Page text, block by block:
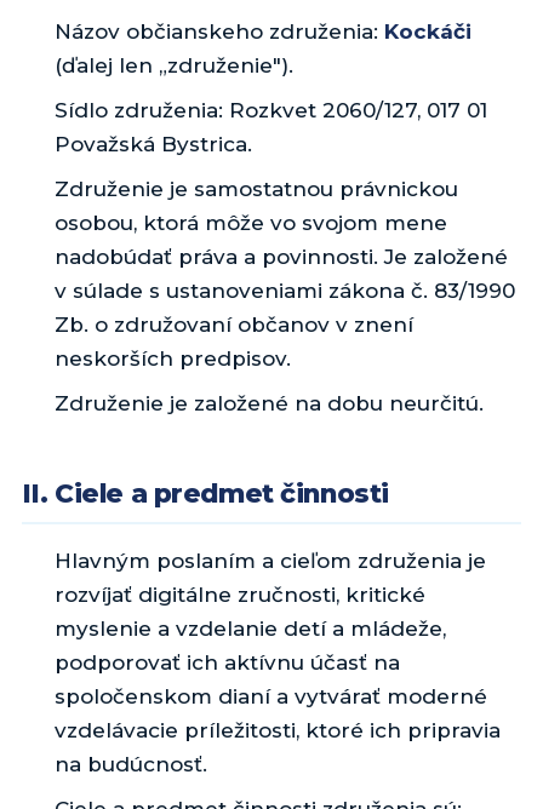
Názov občianskeho združenia: Kockáči
(ďalej len „združenie").
Sídlo združenia: Rozkvet 2060/127, 017 01
Považská Bystrica.
Združenie je samostatnou právnickou
osobou, ktorá môže vo svojom mene
nadobúdať práva a povinnosti. Je založené
v súlade s ustanoveniami zákona č. 83/1990
Zb. o združovaní občanov v znení
neskorších predpisov.
Združenie je založené na dobu neurčitú.
II. Ciele a predmet činnosti
Hlavným poslaním a cieľom združenia je
rozvíjať digitálne zručnosti, kritické
myslenie a vzdelanie detí a mládeže,
podporovať ich aktívnu účasť na
spoločenskom dianí a vytvárať moderné
vzdelávacie príležitosti, ktoré ich pripravia
na budúcnosť.